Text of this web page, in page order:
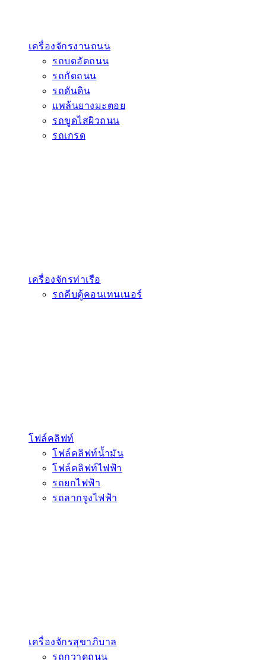
เครื่องจักรงานถนน
รถบดอัดถนน
รถกัดถนน
รถดันดิน
แพล้นยางมะตอย
รถขูดไสผิวถนน
รถเกรด
เครื่องจักรท่าเรือ
รถคีบตู้คอนเทนเนอร์
โฟล์คลิฟท์
โฟล์คลิฟท์น้ำมัน
โฟล์คลิฟท์ไฟฟ้า
รถยกไฟฟ้า
รถลากจูงไฟฟ้า
เครื่องจักรสุขาภิบาล
รถกวาดถนน